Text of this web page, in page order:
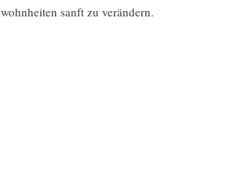
sanft zu verändern.